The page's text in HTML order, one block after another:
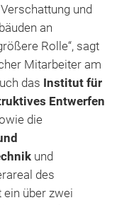
und
an
Rolle“, sagt
Mitarbeiter am
das Institut für
Entwerfen
die
und
des
über zwei